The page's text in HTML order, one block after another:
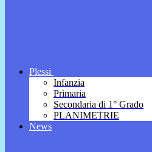
Plessi
Infanzia
Primaria
Secondaria di 1° Grado
PLANIMETRIE
News